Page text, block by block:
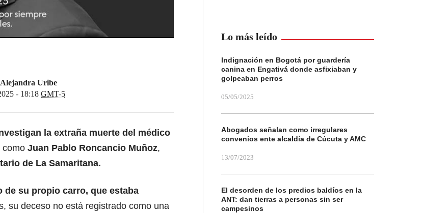
Uribe
- 18:18 GMT-5
la extraña muerte del médico
como Juan Pablo Roncancio Muñoz,
de La Samaritana.
de su propio carro, que estaba
su deceso no está registrado como una
Lo más leído
Indignación en Bogotá por guardería
canina en Engativá donde asfixiaban y
golpeaban perros
05/05/2025
Abogados señalan como irregulares
convenios ente alcaldía de Cúcuta y AMC
13/07/2023
El desorden de los predios baldíos en la
ANT: dan tierras a personas sin ser
campesinos